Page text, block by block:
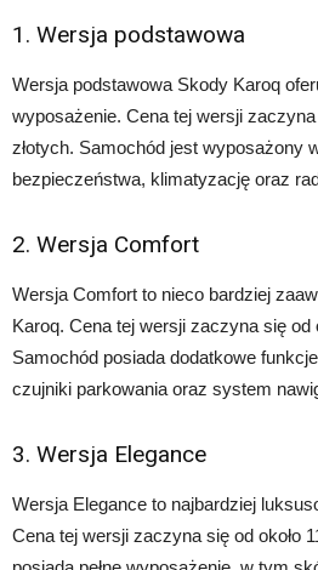
1. Wersja podstawowa
Wersja podstawowa Skody Karoq
wyposażenie. Cena tej wersji zaczyna
złotych. Samochód jest wyposażony
bezpieczeństwa, klimatyzację oraz
2. Wersja Comfort
Wersja Comfort to nieco bardziej
Karoq. Cena tej wersji zaczyna się od
Samochód posiada dodatkowe
czujniki parkowania oraz system
3. Wersja Elegance
Wersja Elegance to najbardziej
Cena tej wersji zaczyna się od około